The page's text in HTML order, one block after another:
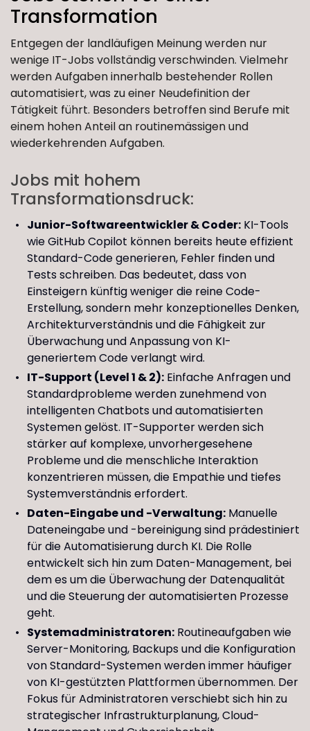
Transformation
Entgegen der landläufigen Meinung werden nur
wenige IT-Jobs vollständig verschwinden. Vielmehr
werden Aufgaben innerhalb bestehender Rollen
automatisiert, was zu einer Neudefinition der
Tätigkeit führt. Besonders betroffen sind Berufe mit
einem hohen Anteil an routinemässigen und
wiederkehrenden Aufgaben.
Jobs mit hohem
Transformationsdruck:
Junior-Softwareentwickler & Coder:KI-Tools
wie GitHub Copilot können bereits heute effizient
Standard-Code generieren, Fehler finden und
Tests schreiben. Das bedeutet, dass von
Einsteigern künftig weniger die reine Code-
Erstellung, sondern mehr konzeptionelles Denken,
Architekturverständnis und die Fähigkeit zur
Überwachung und Anpassung von KI-
generiertem Code verlangt wird.
IT-Support (Level 1 & 2):Einfache Anfragen und
Standardprobleme werden zunehmend von
intelligenten Chatbots und automatisierten
Systemen gelöst. IT-Supporter werden sich
stärker auf komplexe, unvorhergesehene
Probleme und die menschliche Interaktion
konzentrieren müssen, die Empathie und tiefes
Systemverständnis erfordert.
Daten-Eingabe und -Verwaltung:Manuelle
Dateneingabe und -bereinigung sind prädestiniert
für die Automatisierung durch KI. Die Rolle
entwickelt sich hin zum Daten-Management, bei
dem es um die Überwachung der Datenqualität
und die Steuerung der automatisierten Prozesse
geht.
Systemadministratoren:Routineaufgaben wie
Server-Monitoring, Backups und die Konfiguration
von Standard-Systemen werden immer häufiger
von KI-gestützten Plattformen übernommen. Der
Fokus für Administratoren verschiebt sich hin zu
strategischer Infrastrukturplanung, Cloud-